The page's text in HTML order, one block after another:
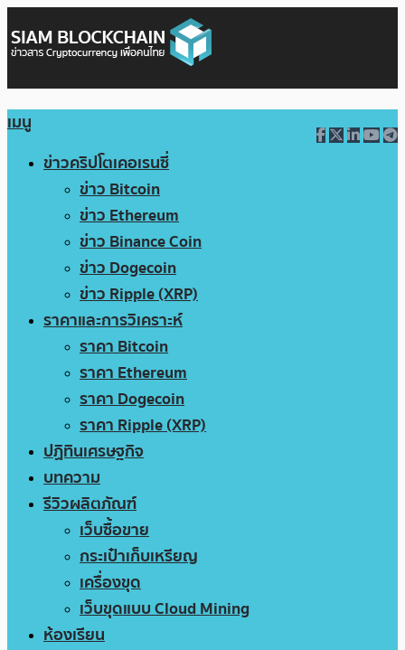
เมนู
ข่าวคริปโตเคอเรนซี่
ข่าว Bitcoin
ข่าว Ethereum
ข่าว Binance Coin
ข่าว Dogecoin
ข่าว Ripple (XRP)
ราคาและการวิเคราะห์
ราคา Bitcoin
ราคา Ethereum
ราคา Dogecoin
ราคา Ripple (XRP)
ปฏิทินเศรษฐกิจ
บทความ
รีวิวผลิตภัณฑ์
เว็บซื้อขาย
กระเป๋าเก็บเหรียญ
เครื่องขุด
เว็บขุดแบบ Cloud Mining
ห้องเรียน